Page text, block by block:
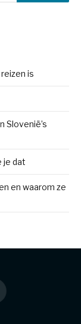
is
Slovenië’s
je dat
en waarom ze